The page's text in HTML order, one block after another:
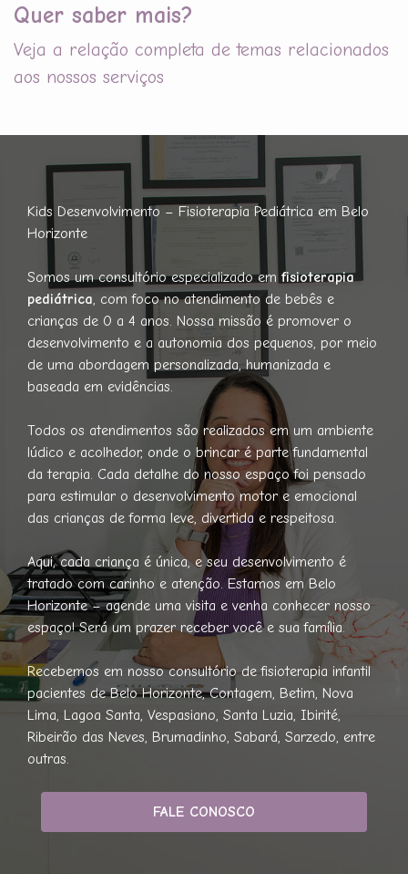
Quer saber mais?
Veja a relação completa de temas relacionados
aos nossos serviços
Kids Desenvolvimento – Fisioterapia Pediátrica em Belo
Horizonte
Somos um consultório especializado em fisioterapia
pediátrica, com foco no atendimento de bebês e
crianças de 0 a 4 anos. Nossa missão é promover o
desenvolvimento e a autonomia dos pequenos, por meio
de uma abordagem personalizada, humanizada e
baseada em evidências.
Todos os atendimentos são realizados em um ambiente
lúdico e acolhedor, onde o brincar é parte fundamental
da terapia. Cada detalhe do nosso espaço foi pensado
para estimular o desenvolvimento motor e emocional
das crianças de forma leve, divertida e respeitosa.
Aqui, cada criança é única, e seu desenvolvimento é
tratado com carinho e atenção. Estamos em Belo
Horizonte – agende uma visita e venha conhecer nosso
espaço! Será um prazer receber você e sua família.
Recebemos em nosso consultório de fisioterapia infantil
pacientes de Belo Horizonte, Contagem, Betim, Nova
Lima, Lagoa Santa, Vespasiano, Santa Luzia, Ibirité,
Ribeirão das Neves, Brumadinho, Sabará, Sarzedo, entre
outras.
FALE CONOSCO